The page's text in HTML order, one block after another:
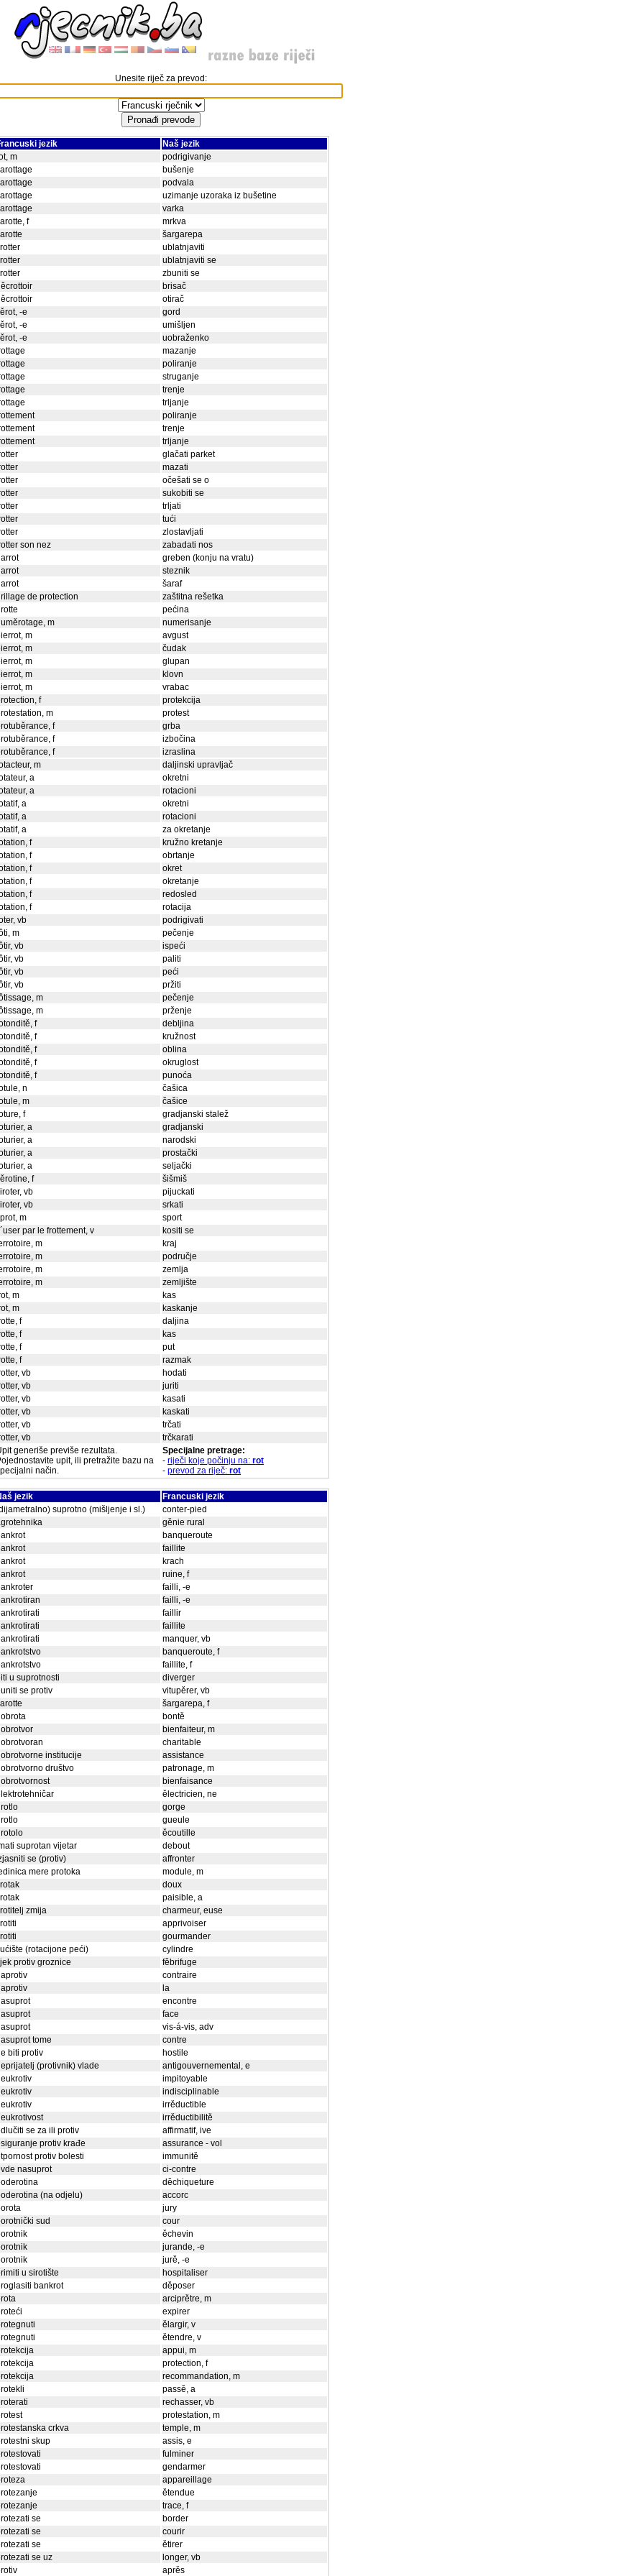
Unesite riječ za prevod:
jezik
Naš jezik
m
podrigivanje
bušenje
podvala
uzimanje uzoraka iz bušetine
varka
f
mrkva
šargarepa
ublatnjaviti
ublatnjaviti se
zbuniti se
brisač
otirač
-e
gord
-e
umišljen
-e
uobraženko
mazanje
poliranje
struganje
trenje
trljanje
poliranje
trenje
trljanje
glačati parket
mazati
očešati se o
sukobiti se
trljati
tući
zlostavljati
son nez
zabadati nos
greben (konju na vratu)
steznik
šaraf
de protection
zaštitna rešetka
pećina
m
numerisanje
m
avgust
m
čudak
m
glupan
m
klovn
m
vrabac
f
protekcija
m
protest
f
grba
f
izbočina
f
izraslina
m
daljinski upravljač
a
okretni
a
rotacioni
a
okretni
a
rotacioni
a
za okretanje
f
kružno kretanje
f
obrtanje
f
okret
f
okretanje
f
redosled
f
rotacija
vb
podrigivati
m
pečenje
vb
ispeći
vb
paliti
vb
peći
vb
pržiti
m
pečenje
m
prženje
f
debljina
f
kružnost
f
oblina
f
okruglost
f
punoća
n
čašica
m
čašice
f
gradjanski stalež
a
gradjanski
a
narodski
a
prostački
a
seljački
f
šišmiš
vb
pijuckati
vb
srkati
m
sport
par le frottement, v
kositi se
m
kraj
m
područje
m
zemlja
m
zemljište
m
kas
m
kaskanje
f
daljina
f
kas
f
put
f
razmak
vb
hodati
vb
juriti
vb
kasati
vb
kaskati
vb
trčati
vb
trčkarati
generiše previše rezultata.
upit, ili pretražite bazu na
način.
Specijalne pretrage:
- riječi koje počinju na: rot
- prevod za riječ: rot
jezik
Francuski jezik
suprotno (mišljenje i sl.)
conter-pied
gěnie rural
banqueroute
faillite
krach
ruine, f
failli, -e
failli, -e
faillir
faillite
manquer, vb
banqueroute, f
faillite, f
u suprotnosti
diverger
se protiv
vitupěrer, vb
šargarepa, f
bontě
bienfaiteur, m
charitable
institucije
assistance
društvo
patronage, m
bienfaisance
ělectricien, ne
gorge
gueule
ěcoutille
suprotan vijetar
debout
se (protiv)
affronter
mere protoka
module, m
doux
paisible, a
zmija
charmeur, euse
apprivoiser
gourmander
(rotacijone peći)
cylindre
protiv groznice
fěbrifuge
contraire
la
encontre
face
vis-á-vis, adv
tome
contre
biti protiv
hostile
(protivnik) vlade
antigouvernemental, e
impitoyable
indisciplinable
irrěductible
irrěductibilitě
se za ili protiv
affirmatif, ive
protiv krađe
assurance - vol
protiv bolesti
immunitě
nasuprot
ci-contre
děchiqueture
(na odjelu)
accorc
jury
sud
cour
ěchevin
jurande, -e
jurě, -e
u sirotište
hospitaliser
bankrot
děposer
arciprětre, m
expirer
ělargir, v
ětendre, v
appui, m
protection, f
recommandation, m
passě, a
rechasser, vb
protestation, m
crkva
temple, m
skup
assis, e
fulminer
gendarmer
appareillage
ětendue
trace, f
se
border
se
courir
se
ětirer
se uz
longer, vb
aprěs